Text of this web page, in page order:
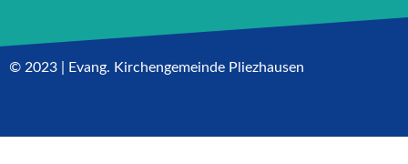
© 2023 | Evang. Kirchengemeinde Pliezhausen